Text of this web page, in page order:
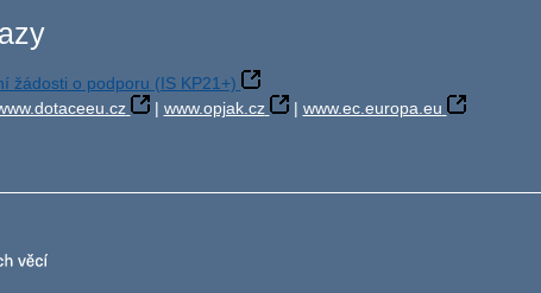
žádosti o podporu (IS KP21+)
| www.opjak.cz | www.ec.europa.eu